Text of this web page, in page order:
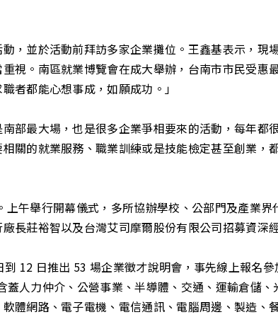
，並於活動前拜訪多家企業攤位。王鑫基表示，現
視。南區就業博覽會在成大舉辦，台南市市民受惠
者都能心想事成，如願成功。」
部最大場，也是很多企業爭相要來的活動，每年都
關的就業服務、職業訓練或是技能檢定甚至創業，
午舉行開幕儀式，多所協辦學校、公部門及產業
長莊裕智以及台灣艾司摩爾股份有限公司招募資深
12 日推出 53 場企業徵才說明會，事先線上報名
人力仲介、公營事業、半導體、交通、運輸倉儲、
體網路、電子電機、電信通訊、電腦周邊、製造、